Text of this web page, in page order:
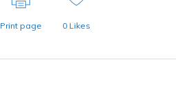
Print page 0Likes